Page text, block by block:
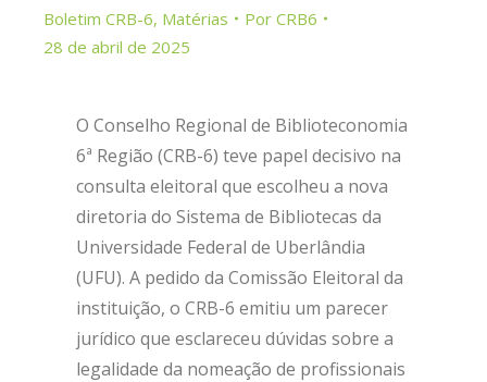
Boletim CRB-6, Matérias Por CRB6
28 de abril de 2025
O Conselho Regional de Biblioteconomia
6ª Região (CRB-6) teve papel decisivo na
consulta eleitoral que escolheu a nova
diretoria do Sistema de Bibliotecas da
Universidade Federal de Uberlândia
(UFU). A pedido da Comissão Eleitoral da
instituição, o CRB-6 emitiu um parecer
jurídico que esclareceu dúvidas sobre a
legalidade da nomeação de profissionais